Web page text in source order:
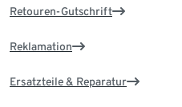
Retouren-Gutschrift
Reklamation
Ersatzteile & Reparatur